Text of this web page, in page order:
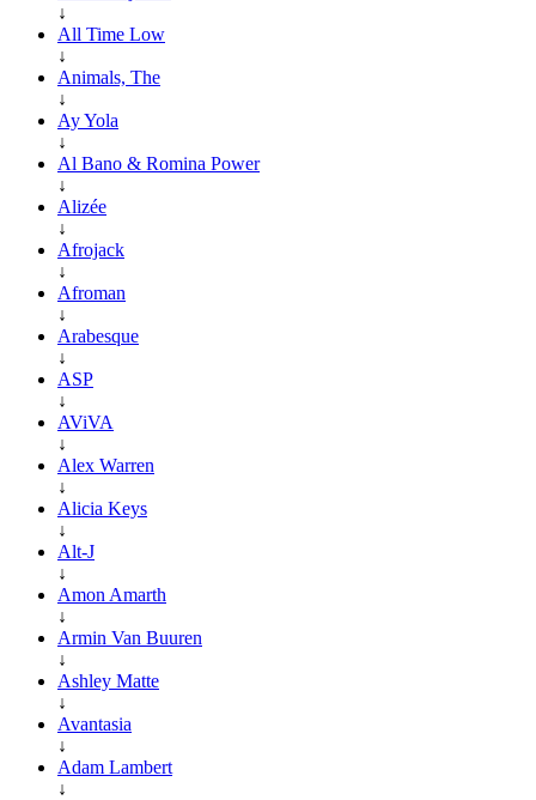
↓
All Time Low
↓
Animals, The
↓
Ay Yola
↓
Al Bano & Romina Power
↓
Alizée
↓
Afrojack
↓
Afroman
↓
Arabesque
↓
ASP
↓
AViVA
↓
Alex Warren
↓
Alicia Keys
↓
Alt-J
↓
Amon Amarth
↓
Armin Van Buuren
↓
Ashley Matte
↓
Avantasia
↓
Adam Lambert
↓